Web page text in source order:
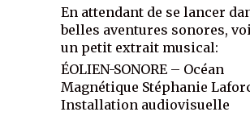
En attendant de se lancer
belles aventures sonores,
un petit extrait musical:
ÉOLIEN-SONORE – Océan
Magnétique Stéphanie
Installation audiovisuelle